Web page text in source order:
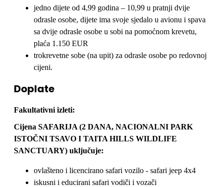
jedno dijete od 4,99 godina – 10,99 u pratnji dvije
odrasle osobe, dijete ima svoje sjedalo u avionu i spava
sa dvije odrasle osobe u sobi na pomoćnom krevetu,
plaća 1.150 EUR
trokrevetne sobe (na upit) za odrasle osobe po redovnoj
cijeni.
Doplate
Fakultativni izleti:
Cijena SAFARIJA (2 DANA, NACIONALNI PARK
ISTOČNI TSAVO I TAITA HILLS WILDLIFE
SANCTUARY) uključuje:
ovlašteno i licencirano safari vozilo - safari jeep 4x4
iskusni i educirani safari vodiči i vozači